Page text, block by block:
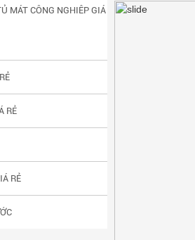
MÁT CÔNG NGHIÊP GIÁ
RẺ
RẺ